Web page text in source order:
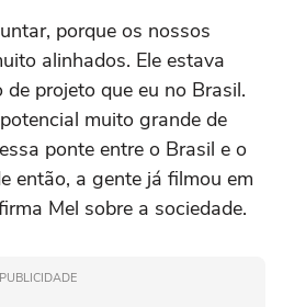
porque os nossos
alinhados. Ele estava
projeto que eu no Brasil.
muito grande de
ponte entre o Brasil e o
então, a gente já filmou em
Mel sobre a sociedade.
PUBLICIDADE